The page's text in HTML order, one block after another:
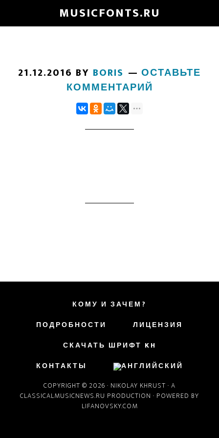
to
MUSICFONTS.RU
21.12.2016 BY BORIS
ОСТАВЬТЕ
КОММЕНТАРИЙ
КОМУ И ЗАЧЕМ?
ПОДРОБНОСТИ
ЛИЦЕНЗИЯ
СКАЧАТЬ ШРИФТ KH
КОНТАКТЫ
COPYRIGHT © 2026 · NIKOLAY KHRUST · A
CLASSICALMUSICNEWS.RU PRODUCTION · POWERED BY
LIFANOVSKY.COM